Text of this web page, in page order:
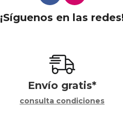
¡Síguenos en las
Envío gratis*
consulta condiciones